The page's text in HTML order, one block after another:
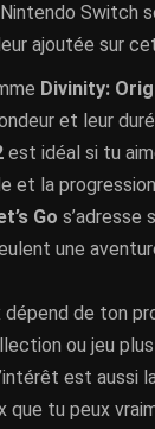
Switch
ajoutée sur
Divinity:
et leur
est idéal si tu
et la
Go s’adresse
une
de ton
ou jeu
est aussi
que tu peux